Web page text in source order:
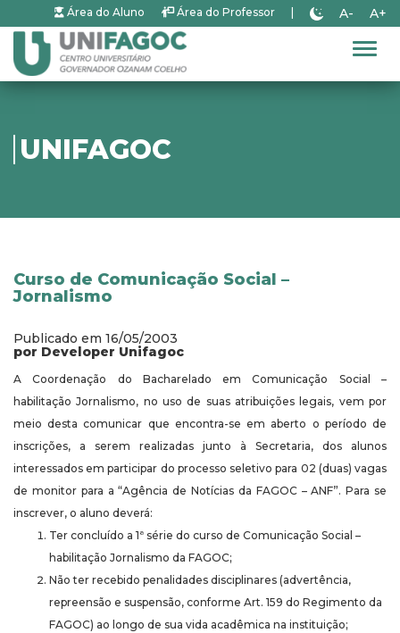
Área do Aluno Área do Professor A- A+
UNIFAGOC
Curso de Comunicação Social –
Jornalismo
Publicado em 16/05/2003
por Developer Unifagoc
A Coordenação do Bacharelado em Comunicação Social –
habilitação Jornalismo, no uso de suas atribuições legais, vem por
meio desta comunicar que encontra-se em aberto o período de
inscrições, a serem realizadas junto à Secretaria, dos alunos
interessados em participar do processo seletivo para 02 (duas) vagas
de monitor para a “Agência de Notícias da FAGOC – ANF”. Para se
inscrever, o aluno deverá:
Ter concluído a 1ª série do curso de Comunicação Social –
habilitação Jornalismo da FAGOC;
Não ter recebido penalidades disciplinares (advertência,
repreensão e suspensão, conforme Art. 159 do Regimento da
FAGOC) ao longo de sua vida acadêmica na instituição;